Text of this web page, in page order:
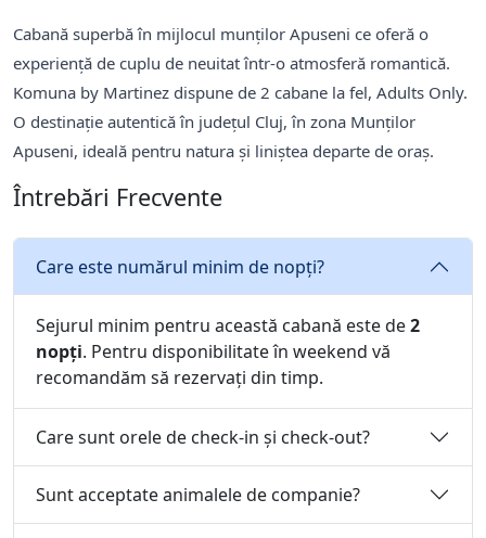
Cabană superbă în mijlocul munților Apuseni ce oferă o
experiență de cuplu de neuitat într-o atmosferă romantică.
Komuna by Martinez dispune de 2 cabane la fel, Adults Only.
O destinație autentică în județul Cluj, în zona Munților
Apuseni, ideală pentru natura și liniștea departe de oraș.
Întrebări Frecvente
Care este numărul minim de nopți?
Sejurul minim pentru această cabană este de2
nopți. Pentru disponibilitate în weekend vă
recomandăm să rezervați din timp.
Care sunt orele de check-in și check-out?
Sunt acceptate animalele de companie?